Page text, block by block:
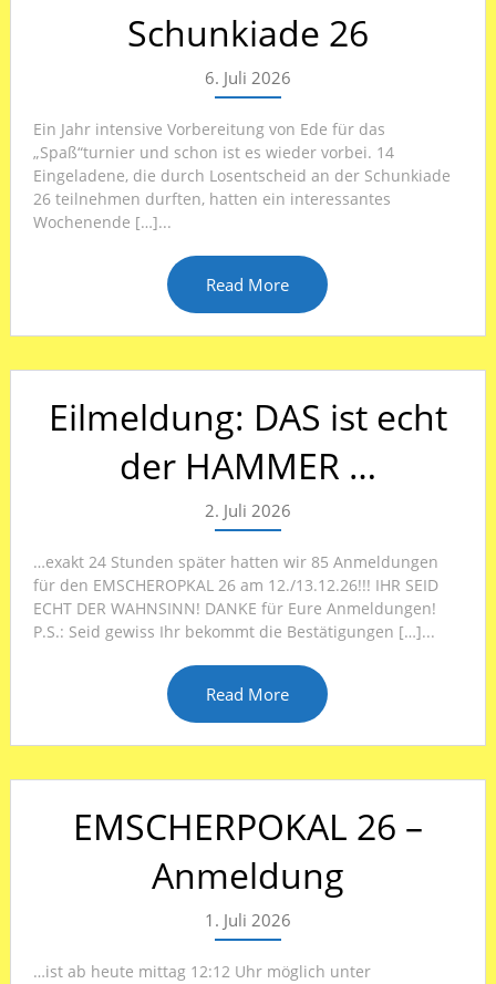
Schunkiade 26
6. Juli 2026
Ein Jahr intensive Vorbereitung von Ede für das
„Spaß“turnier und schon ist es wieder vorbei. 14
Eingeladene, die durch Losentscheid an der Schunkiade
26 teilnehmen durften, hatten ein interessantes
Wochenende […]...
Read More
Eilmeldung: DAS ist echt
der HAMMER …
2. Juli 2026
…exakt 24 Stunden später hatten wir 85 Anmeldungen
für den EMSCHEROPKAL 26 am 12./13.12.26!!! IHR SEID
ECHT DER WAHNSINN! DANKE für Eure Anmeldungen!
P.S.: Seid gewiss Ihr bekommt die Bestätigungen […]...
Read More
EMSCHERPOKAL 26 –
Anmeldung
1. Juli 2026
…ist ab heute mittag 12:12 Uhr möglich unter